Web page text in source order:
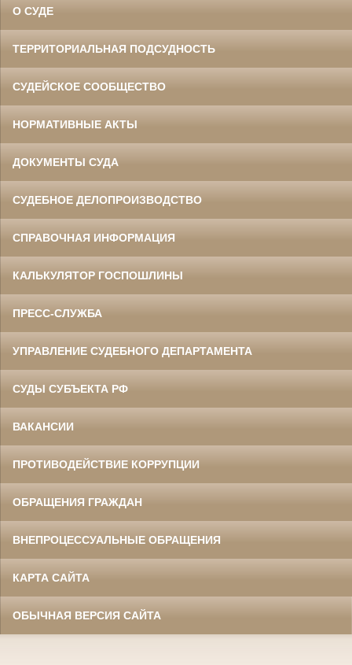
О СУДЕ
ТЕРРИТОРИАЛЬНАЯ ПОДСУДНОСТЬ
СУДЕЙСКОЕ СООБЩЕСТВО
НОРМАТИВНЫЕ АКТЫ
ДОКУМЕНТЫ СУДА
СУДЕБНОЕ ДЕЛОПРОИЗВОДСТВО
СПРАВОЧНАЯ ИНФОРМАЦИЯ
КАЛЬКУЛЯТОР ГОСПОШЛИНЫ
ПРЕСС-СЛУЖБА
УПРАВЛЕНИЕ СУДЕБНОГО ДЕПАРТАМЕНТА
СУДЫ СУБЪЕКТА РФ
ВАКАНСИИ
ПРОТИВОДЕЙСТВИЕ КОРРУПЦИИ
ОБРАЩЕНИЯ ГРАЖДАН
ВНЕПРОЦЕССУАЛЬНЫЕ ОБРАЩЕНИЯ
КАРТА САЙТА
ОБЫЧНАЯ ВЕРСИЯ САЙТА